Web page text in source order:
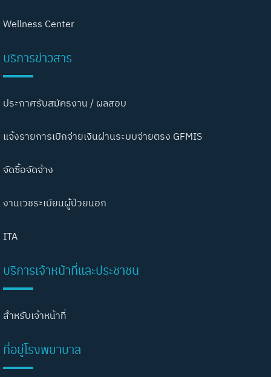
Wellness Center
บริการข่าวสาร
ประกาศรับสมัครงาน / ผลสอบ
แจ้งรายการเบิกจ่ายเงินผ่านระบบจ่ายตรง GFMIS
จัดซื้อจัดจ้าง
งานเวชระเบียนผู้ป่วยนอก
ITA
บริการเจ้าหน้าที่และประชาชน
สำหรับเจ้าหน้าที่
ที่อยู่โรงพยาบาล